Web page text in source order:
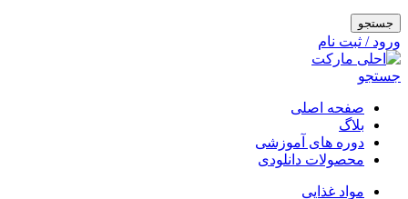
جستجو
ورود / ثبت نام
جستجو
صفحه اصلی
بلاگ
دوره های آموزشی
محصولات دانلودی
مواد غذایی